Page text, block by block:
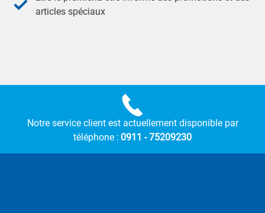
articles spéciaux
Notre service client est actuellement disponible par
téléphone : 0911 - 75209230